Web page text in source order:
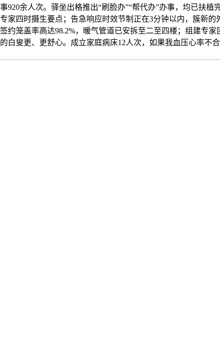
余人次。驿坐出格推出“刷脸办”“帮代办”办事，均已扶
家四时摄生要点；告急响应时效节制正在3分钟以内，簇新
笼盖率高达98.2%，暖气管道已安拆至二至四楼；组建专家
白叟更、更舒心。成立家庭病床12人次，如果我血压心率不